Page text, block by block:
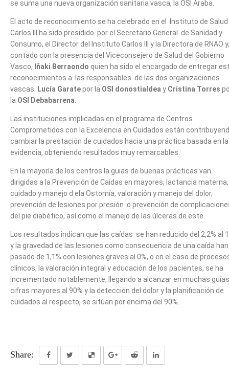
se suma una nueva organización sanitaria vasca, la OSI Araba.
El acto de reconocimiento se ha celebrado en el Instituto de Salud
Carlos III ha sido presidido por el Secretario General de Sanidad y
Consumo, el Director del Instituto Carlos III y la Directora de RNAO
contado con la presencia del Viceconsejero de Salud del Gobierno
Vasco, Iñaki Berraondo quien ha sido el encargado de entregar
reconocimientos a las responsables de las dos organizaciones
vascas.
Lucía Garatepor la OSI donostialdea y Cristina Torres
la OSI Debabarrena
Las instituciones implicadas en el programa de Centros
Comprometidos con la Excelencia en Cuidados están
cambiar la prestación de cuidados hacia una práctica basada en la
evidencia, obteniendo resultados muy remarcables.
En la mayoría de los centros la guias de buenas prácticas van
dirigidas a la Prevención de Caidas en mayores, lactancia materna,
cuidado y manejo d ela Ostomía, valoración y manejo del dolor,
prevención de lesiones por presión o prevención de
del pie diabético, así como el manejo de las úlceras de este.
Los resultados indican que las caídas se han reducido del 2,2% al
y la gravedad de las lesiones como consecuencia de una caída han
pasado de 1,1% con lesiones graves al 0%, o en el caso de
clínicos, la valoración integral y educación de los pacientes, se ha
incrementado notablemente, llegando a alcanzar en muchas guías
cifras mayores al 90% y la detección del dolor y la planificación de
cuidados al respecto, se sitúan por encima del 90%.
Share: